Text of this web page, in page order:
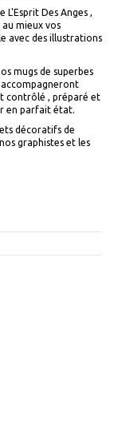
L'Esprit Des Anges ,
mieux vos
avec des illustrations
mugs de superbes
contrôlé , préparé et
en parfait état.
décoratifs de
graphistes et les